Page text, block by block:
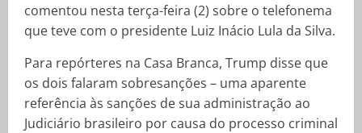
comentou nesta terça-feira (2) sobre o telefonema
que teve com o presidente Luiz Inácio Lula da Silva.
Para repórteres na Casa Branca, Trump disse que
os dois falaram sobresanções – uma aparente
referência às sanções de sua administração ao
Judiciário brasileiro por causa do processo criminal